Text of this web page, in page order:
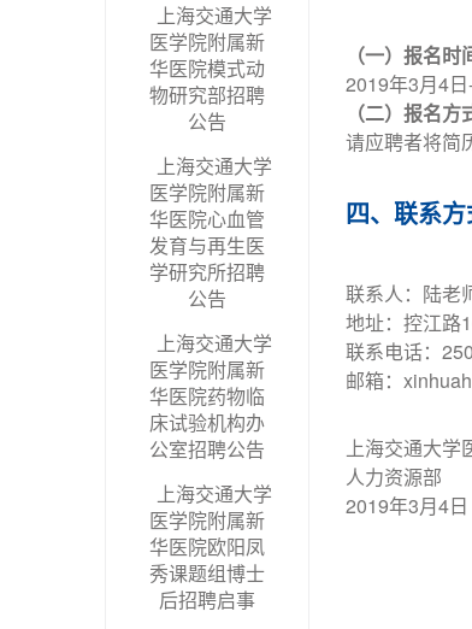
上海交通大学
医学院附属新
华医院模式动
物研究部招聘
公告
上海交通大学
医学院附属新
华医院心血管
发育与再生医
学研究所招聘
公告
上海交通大学
医学院附属新
华医院药物临
床试验机构办
公室招聘公告
上海交通大学
医学院附属新
华医院欧阳凤
秀课题组博士
后招聘启事
（一）报名时
2019年3月4日
（二）报名方
请应聘者将简
四、联系
联系人：陆老
地址：控江路
联系电话：
邮箱：
上海交通大学
人力资源部
2019年3月4日